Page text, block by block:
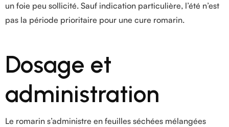
un foie peu sollicité. Sauf indication particulière, l’été n’est
pas la période prioritaire pour une cure romarin.
Dosage et
administration
Le romarin s’administre en feuilles séchées mélangées